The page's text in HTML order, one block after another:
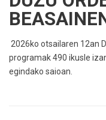
2026ko otsailaren 12an
programak 490 ikusle
egindako saioan.